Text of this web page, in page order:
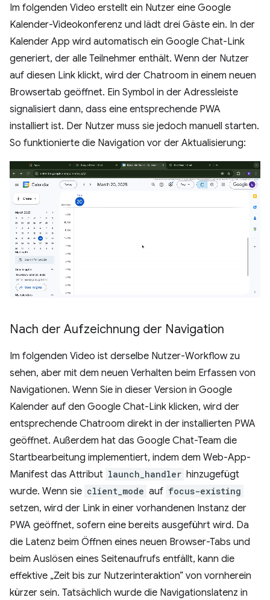
Im folgenden Video erstellt ein Nutzer eine Google
Kalender-Videokonferenz und lädt drei Gäste ein. In der
Kalender App wird automatisch ein Google Chat-Link
generiert, der alle Teilnehmer enthält. Wenn der Nutzer
auf diesen Link klickt, wird der Chatroom in einem neuen
Browsertab geöffnet. Ein Symbol in der Adressleiste
signalisiert dann, dass eine entsprechende PWA
installiert ist. Der Nutzer muss sie jedoch manuell starten.
So funktionierte die Navigation vor der Aktualisierung:
Nach der Aufzeichnung der Navigation
Im folgenden Video ist derselbe Nutzer-Workflow zu
sehen, aber mit dem neuen Verhalten beim Erfassen von
Navigationen. Wenn Sie in dieser Version in Google
Kalender auf den Google Chat-Link klicken, wird der
entsprechende Chatroom direkt in der installierten PWA
geöffnet. Außerdem hat das Google Chat-Team die
Startbearbeitung implementiert, indem dem Web-App-
Manifest das Attribut launch_handler hinzugefügt
wurde. Wenn sie client_mode auf focus-existing
setzen, wird der Link in einer vorhandenen Instanz der
PWA geöffnet, sofern eine bereits ausgeführt wird. Da
die Latenz beim Öffnen eines neuen Browser-Tabs und
beim Auslösen eines Seitenaufrufs entfällt, kann die
effektive „Zeit bis zur Nutzerinteraktion“ von vornherein
kürzer sein. Tatsächlich wurde die Navigationslatenz in